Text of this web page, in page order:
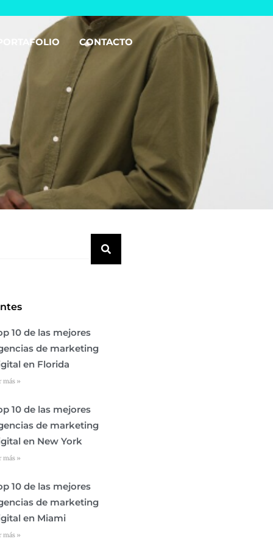
CONTACTO
10 de las mejores
de marketing
en Florida
más »
10 de las mejores
de marketing
en New York
más »
10 de las mejores
de marketing
en Miami
más »